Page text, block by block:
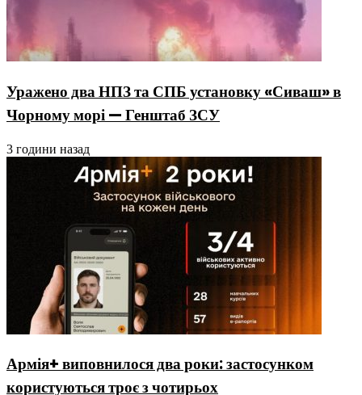
Уражено два НПЗ та СПБ установку «Сиваш» в
Чорному морі — Генштаб ЗСУ
3 години назад
Армія+ виповнилося два роки: застосунком
користуються троє з чотирьох